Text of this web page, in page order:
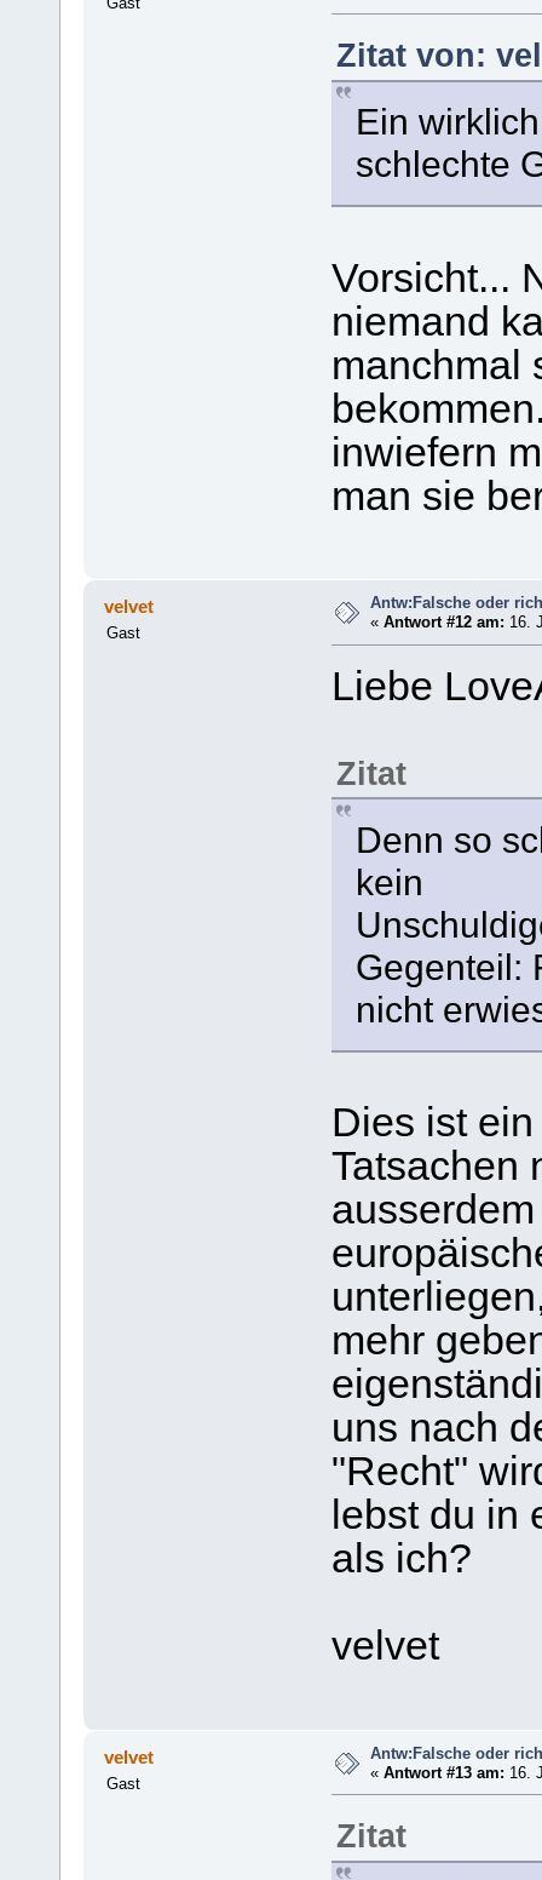
Zitat von:
Ein
schlechte
Vorsicht...
niemand
manchmal
inwiefern
man sie
velvet
Gast
Antw:Falsche oder
«Antwort #12 am: 16.
Liebe
Zitat
Denn so
kein
Gegenteil:
nicht
Dies ist
Tatsachen
mehr
uns nach
"Recht"
lebst du in
als ich?
velvet
velvet
Gast
Antw:Falsche oder
«Antwort #13 am: 16.
Zitat